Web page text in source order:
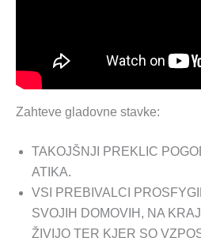
Zahteve gladovne stavke:
TAKOJŠNJI PREKLIC
ATIKA.
VSI PREBIVALCI
SVOJIH DOMOVIH, NA
ŽIVIJO TER KJER SO